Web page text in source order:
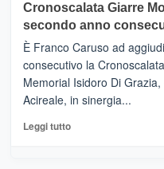
tra
sapori
vicoli
medievali
Mondello
(Palermo)
–
“E
adesso
Pasta
–
Sicilia
Cronoscalata Giarre
secondo anno
È Franco Caruso ad
consecutivo la
Memorial Isidoro Di
Acireale, in sinergia...
Leggi tuttoLeggi